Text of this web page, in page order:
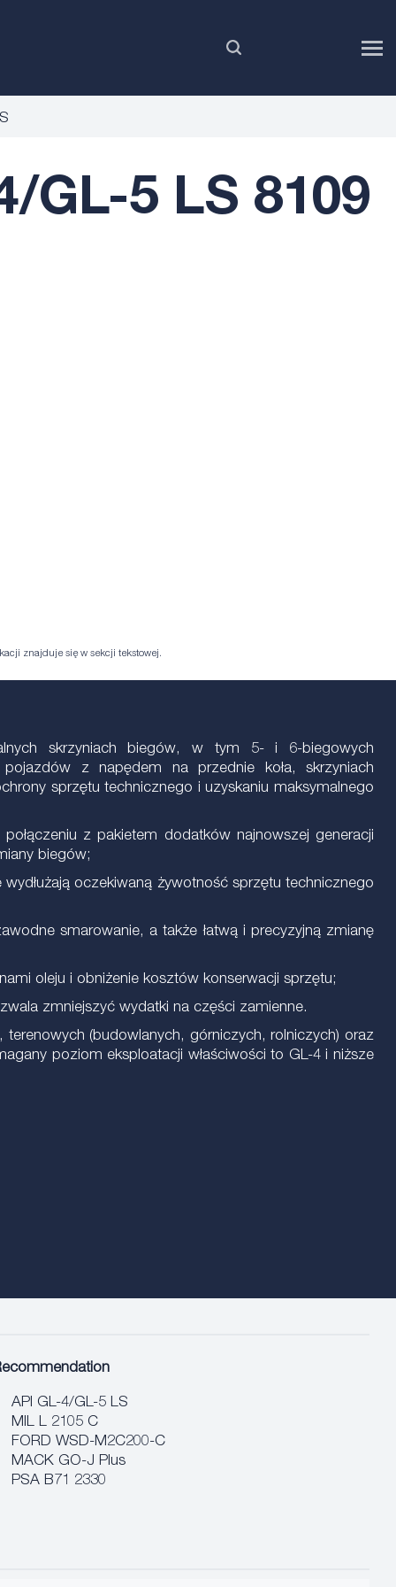
GL-5 LS 8109
znajduje się w sekcji tekstowej.
skrzyniach biegów, w tym 5- i 6-biegowych
z napędem na przednie koła, skrzyniach
sprzętu technicznego i uzyskaniu maksymalnego
z pakietem dodatków najnowszej generacji
biegów;
oczekiwaną żywotność sprzętu technicznego
smarowanie, a także łatwą i precyzyjną zmianę
oleju i obniżenie kosztów konserwacji sprzętu;
zmniejszyć wydatki na części zamienne.
(budowlanych, górniczych, rolniczych) oraz
poziom eksploatacji właściwości to GL-4 i niższe
API GL-4/GL-5 LS
MIL L 2105 C
FORD WSD-M2C200-C
MACK GO-J Plus
PSA B71 2330